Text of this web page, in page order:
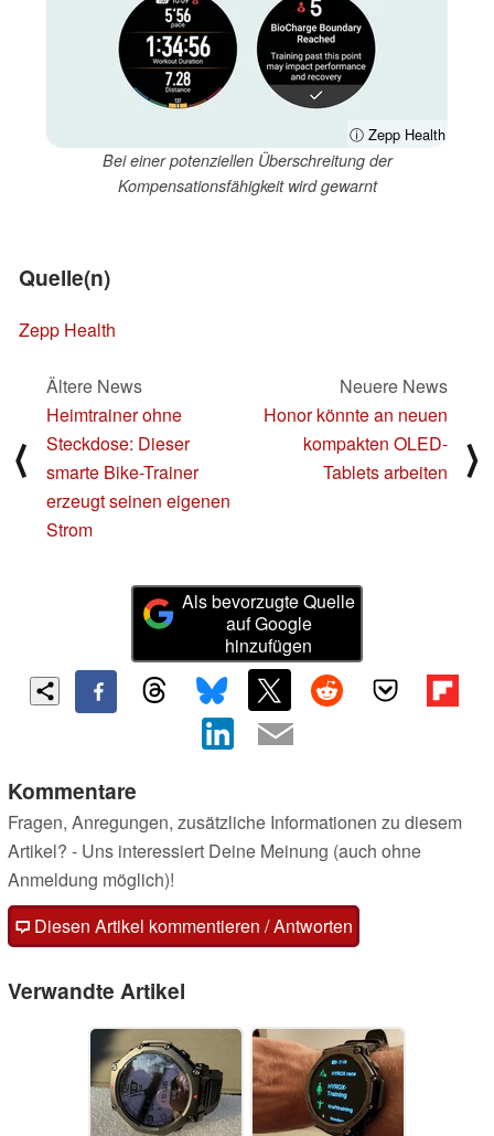
ⓘ Zepp Health
Bei einer potenziellen Überschreitung der
Kompensationsfähigkeit wird gewarnt
Quelle(n)
Zepp Health
⟨
Ältere News
Heimtrainer ohne
Steckdose: Dieser
smarte Bike-Trainer
erzeugt seinen eigenen
Strom
Neuere News
Honor könnte an neuen
kompakten OLED-
Tablets arbeiten
⟩
Als bevorzugte Quelle
auf Google
hinzufügen
Kommentare
Fragen, Anregungen, zusätzliche Informationen zu diesem
Artikel? - Uns interessiert Deine Meinung (auch ohne
Anmeldung möglich)!
Diesen Artikel kommentieren / Antworten
Verwandte Artikel